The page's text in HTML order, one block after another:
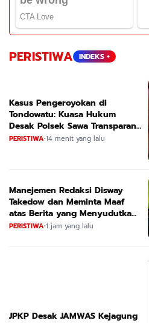
PERISTIWA INDEKS +
Kasus Pengeroyokan di
Tondowatu: Kuasa Hukum
Desak Polsek Sawa Transparan
dan Segera Tetapkan Tersangka
PERISTIWA•14 menit yang lalu
Manejemen Redaksi Disway
Takedow dan Meminta Maaf
atas Berita yang Menyudutkan
APL
PERISTIWA•1 jam yang lalu
JPKP Desak JAMWAS Kejagung